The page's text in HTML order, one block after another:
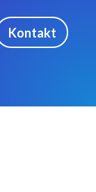
Kontakt